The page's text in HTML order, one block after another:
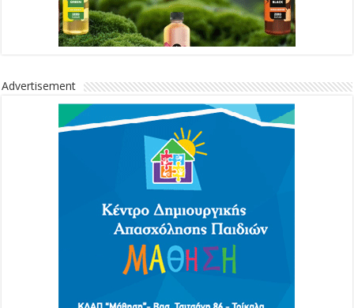
Advertisement